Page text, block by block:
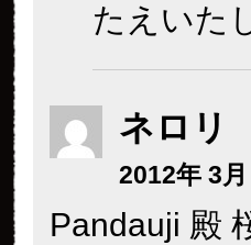
たえいた
ネロリ
2012年 3月
Pandauji 殿